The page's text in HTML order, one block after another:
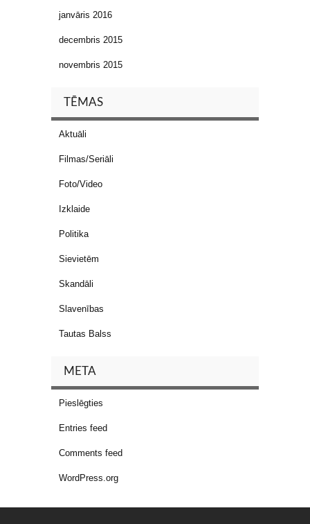
janvāris 2016
decembris 2015
novembris 2015
TĒMAS
Aktuāli
Filmas/Seriāli
Foto/Video
Izklaide
Politika
Sievietēm
Skandāli
Slavenības
Tautas Balss
META
Pieslēgties
Entries feed
Comments feed
WordPress.org